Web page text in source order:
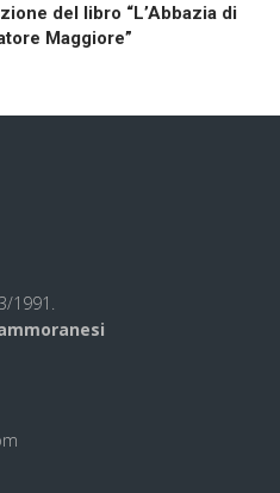
del libro “L’Abbazia di
Maggiore”
1991.